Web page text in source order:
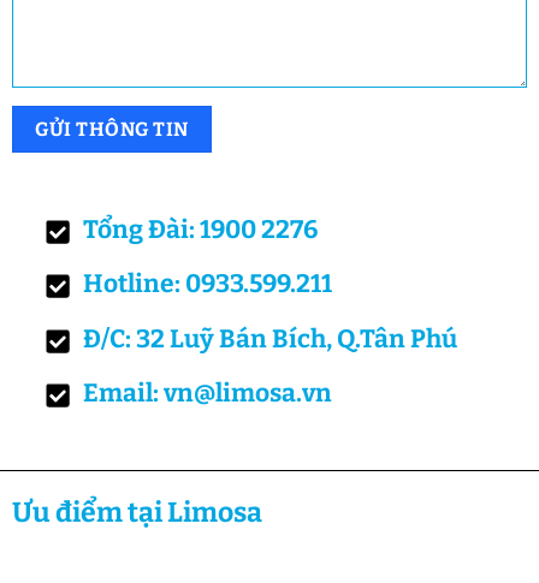
Tổng Đài: 1900 2276
Hotline: 0933.599.211
Đ/C: 32 Luỹ Bán Bích, Q.Tân Phú
Email: vn@limosa.vn
Ưu điểm tại Limosa